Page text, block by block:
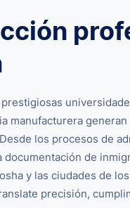
manufacturera
los procesos de
de
y las ciudades de
precisión,